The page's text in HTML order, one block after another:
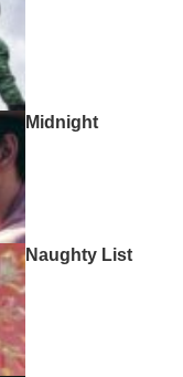
Midnight
Naughty List